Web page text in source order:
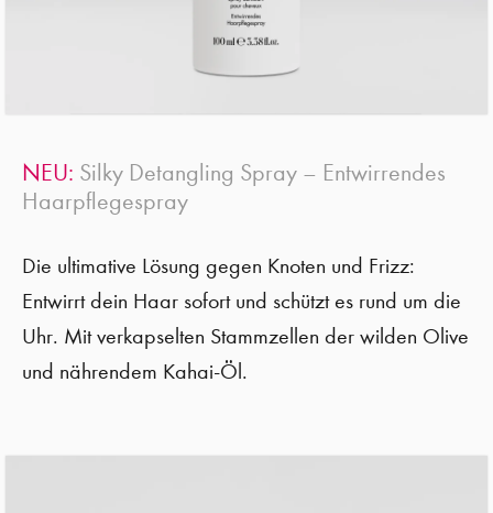
NEU: Silky Detangling Spray – Entwirrendes
Haarpflegespray
Die ultimative Lösung gegen Knoten und Frizz:
Entwirrt dein Haar sofort und schützt es rund um die
Uhr. Mit verkapselten Stammzellen der wilden Olive
und nährendem Kahai-Öl.